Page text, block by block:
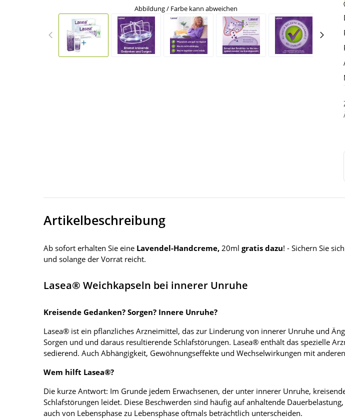
Abbildung / Farbe kann abweichen
Artikelbeschreibung
Ab sofort erhalten Sie eine Lavendel-Handcreme, 20ml gratis dazu! - Sichern Sie
und solange der Vorrat reicht.
Lasea® Weichkapseln bei innerer Unruhe
Kreisende Gedanken? Sorgen? Innere Unruhe?
Lasea® ist ein pflanzliches Arzneimittel, das zur Linderung von innerer Unruhe und
Sorgen und und daraus resultierende Schlafstörungen. Lasea® enthält das spezielle
sedierend. Auch Abhängigkeit, Gewöhnungseffekte und Wechselwirkungen mit
Wem hilft Lasea®?
Die kurze Antwort: Im Grunde jedem Erwachsenen, der unter innerer Unruhe,
Schlafstörungen leidet. Diese Beschwerden sind häufig auf anhaltende
auch von Lebensphase zu Lebensphase oftmals beträchtlich unterscheiden.